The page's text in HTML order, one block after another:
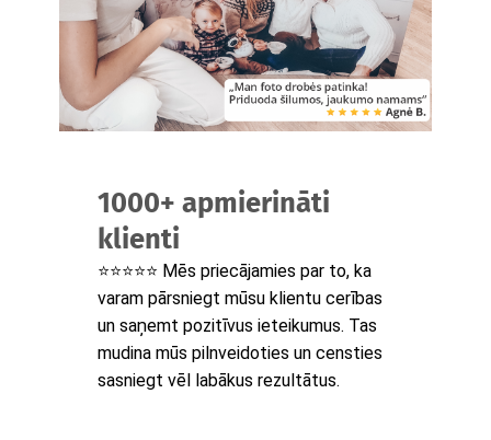
1000+ apmierināti
klienti
⭐⭐⭐⭐⭐ Mēs priecājamies par to, ka
varam pārsniegt mūsu klientu cerības
un saņemt pozitīvus ieteikumus. Tas
mudina mūs pilnveidoties un censties
sasniegt vēl labākus rezultātus.